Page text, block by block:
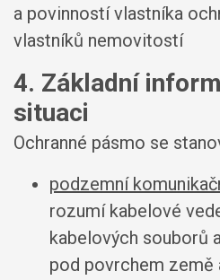
a povinností vlastníka
vlastníků nemovitostí
4. Základní
situaci
Ochranné pásmo se
podzemní
rozumí kabelové
kabelových souborů
pod povrchem země